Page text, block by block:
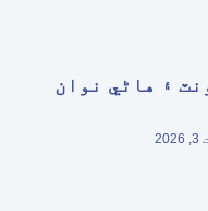
۽ هاڻي نوان